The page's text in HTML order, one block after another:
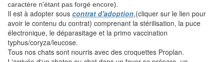
caractère n'étant pas forgé encore).
Il est à adopter sous contrat d'adoption,(cliquer sur le lien pour
avoir le contenu du contrat) comprenant la stérilisation, la puce
électronique, le déparasitage et la primo vaccination
typhus/coryza/leucose.
Tous nos chats sont nourris avec des croquettes Proplan.